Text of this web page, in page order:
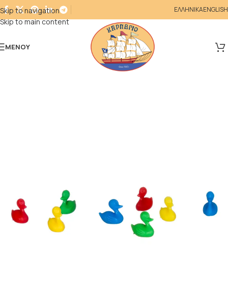
Skip to navigation
Skip to main content
ΕΛΛΗΝΙΚΑENGLISH
ΜΕΝΟΎ